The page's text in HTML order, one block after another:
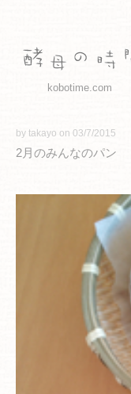
kobotime.com
2月のみんなのパン
by takayo on 03/7/2015